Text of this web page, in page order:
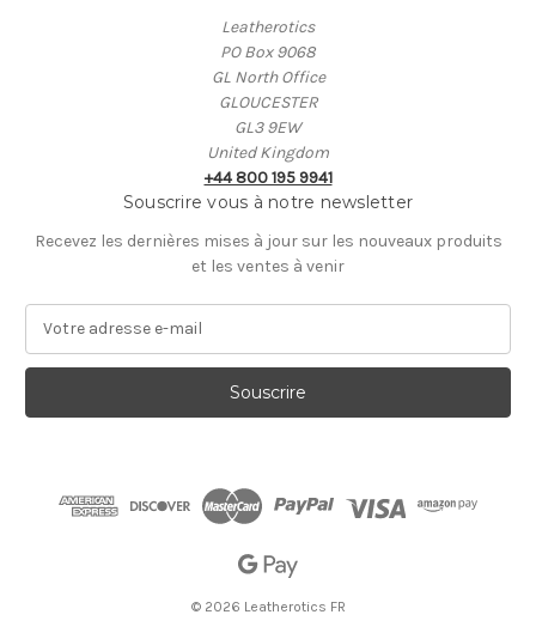
Leatherotics
PO Box 9068
GL North Office
GLOUCESTER
GL3 9EW
United Kingdom
+44 800 195 9941
Souscrire vous à notre newsletter
Recevez les dernières mises à jour sur les nouveaux produits
et les ventes à venir
r
s
© 2026 Leatherotics FR